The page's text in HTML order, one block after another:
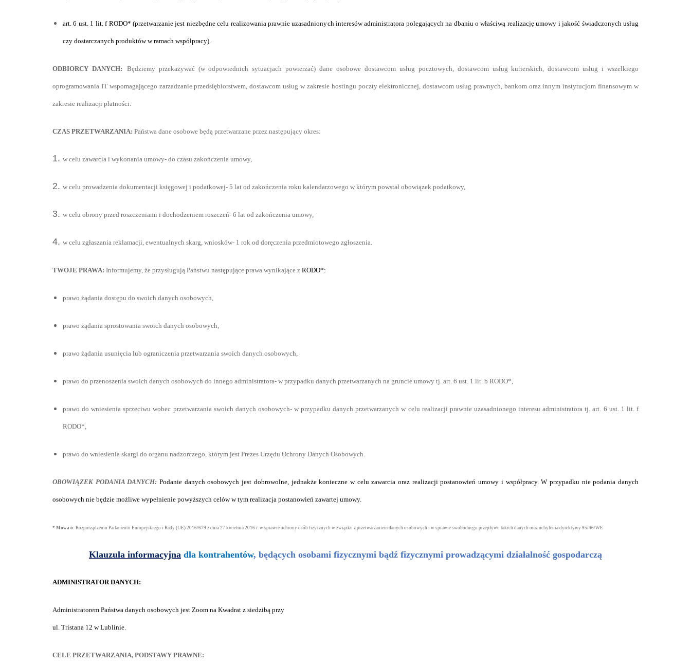
art. 6 ust. 1 lit. f RODO* (przetwarzanie jest niezbędne celu realizowania prawnie uzasadnionych interesów administratora polegających na dbaniu o właściwą realizację umowy i jakość świadczonych usług
czy dostarczanych produktów w ramach współpracy).
ODBIORCY DANYCH: Będziemy przekazywać (w odpowiednich sytuacjach powierzać) dane osobowe dostawcom usług pocztowych, dostawcom usług kurierskich, dostawcom usług i wszelkiego
oprogramowania IT wspomagającego zarzadzanie przedsiębiorstwem, dostawcom usług w zakresie hostingu poczty elektronicznej, dostawcom usług prawnych, bankom oraz innym instytucjom finansowym w
zakresie realizacji płatności.
CZAS PRZETWARZANIA: Państwa dane osobowe będą przetwarzane przez następujący okres:
w celu zawarcia i wykonania umowy- do czasu zakończenia umowy,
w celu prowadzenia dokumentacji księgowej i podatkowej- 5 lat od zakończenia roku kalendarzowego w którym powstał obowiązek podatkowy,
w celu obrony przed roszczeniami i dochodzeniem roszczeń- 6 lat od zakończenia umowy,
w celu zgłaszania reklamacji, ewentualnych skarg, wniosków- 1 rok od doręczenia przedmiotowego zgłoszenia.
TWOJE PRAWA: Informujemy, że przysługują Państwu następujące prawa wynikające z RODO*:
prawo żądania dostępu do swoich danych osobowych,
prawo żądania sprostowania swoich danych osobowych,
prawo żądania usunięcia lub ograniczenia przetwarzania swoich danych osobowych,
prawo do przenoszenia swoich danych osobowych do innego administratora- w przypadku danych przetwarzanych na gruncie umowy tj. art. 6 ust. 1 lit. b RODO*,
prawo do wniesienia sprzeciwu wobec przetwarzania swoich danych osobowych- w przypadku danych przetwarzanych w celu realizacji prawnie uzasadnionego interesu administratora tj. art. 6 ust. 1 lit. f
RODO*,
prawo do wniesienia skargi do organu nadzorczego, którym jest Prezes Urzędu Ochrony Danych Osobowych.
OBOWIĄZEK PODANIA DANYCH:Podanie danych osobowych jest dobrowolne, jednakże konieczne w celu zawarcia oraz realizacji postanowień umowy i współpracy. W przypadku nie podania danych
osobowych nie będzie możliwe wypełnienie powyższych celów w tym realizacja postanowień zawartej umowy.
* Mowa o: Rozporządzeniu Parlamentu Europejskiego i Rady (UE) 2016/679 z dnia 27 kwietnia 2016 r. w sprawie ochrony osób fizycznych w związku z przetwarzaniem danych osobowych i w sprawie swobodnego przepływu takich danych oraz uchylenia dyrektywy 95/46/WE
Klauzula informacyjna dla kontrahentów, będących osobami fizycznymi bądź fizycznymi prowadzącymi działalność gospodarczą
ADMINISTRATOR DANYCH:
Administratorem Państwa danych osobowych jest Zoom na Kwadrat z siedzibą przy
ul. Tristana 12 w Lublinie.
CELE PRZETWARZANIA, PODSTAWY PRAWNE: